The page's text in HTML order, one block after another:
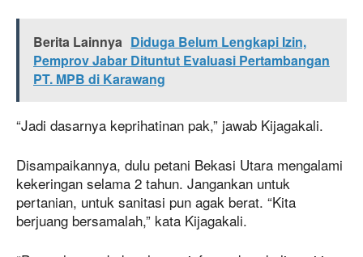
Berita Lainnya Diduga Belum Lengkapi Izin,
Pemprov Jabar Dituntut Evaluasi Pertambangan
PT. MPB di Karawang
“Jadi dasarnya keprihatinan pak,” jawab Kijagakali.
Disampaikannya, dulu petani Bekasi Utara mengalami
kekeringan selama 2 tahun. Jangankan untuk
pertanian, untuk sanitasi pun agak berat. “Kita
berjuang bersamalah,” kata Kijagakali.